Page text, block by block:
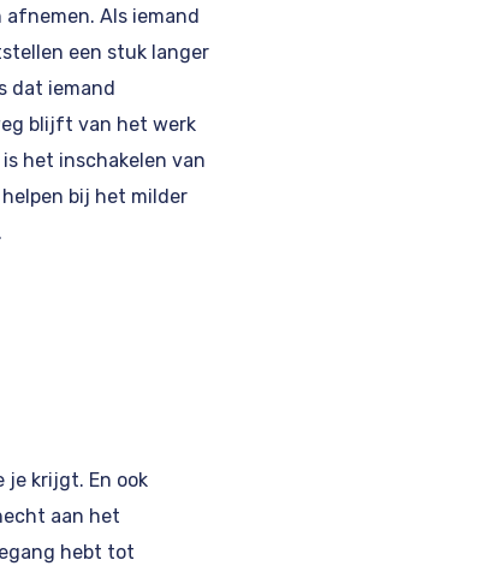
Als iemand
een stuk langer
dat iemand
blijft van het werk
het inschakelen van
bij het milder
je krijgt. En ook
aan het
hebt tot